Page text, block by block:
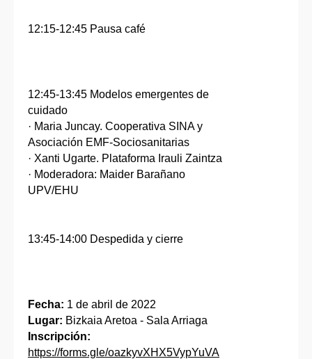
12:15-12:45 Pausa café
12:45-13:45 Modelos emergentes de
cuidado
· Maria Juncay. Cooperativa SINA y
Asociación EMF-Sociosanitarias
· Xanti Ugarte. Plataforma Irauli Zaintza
· Moderadora: Maider Barañano
UPV/EHU
13:45-14:00 Despedida y cierre
Fecha: 1 de abril de 2022
Lugar: Bizkaia Aretoa - Sala Arriaga
Inscripción:
https://forms.gle/oazkyvXHX5VypYuVA